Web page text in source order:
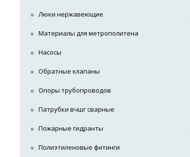
Люки нержавеющие
Материалы для метрополитена
Насосы
Обратные клапаны
Опоры трубопроводов
Патрубки вчшг сварные
Пожарные гидранты
Полиэтиленовые фитинги